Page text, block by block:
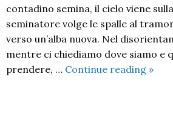
contadino semina, il cielo viene
seminatore volge le spalle al
verso un’alba nuova. Nel
mentre ci chiediamo dove siamo e
prendere, … Continue reading La
»